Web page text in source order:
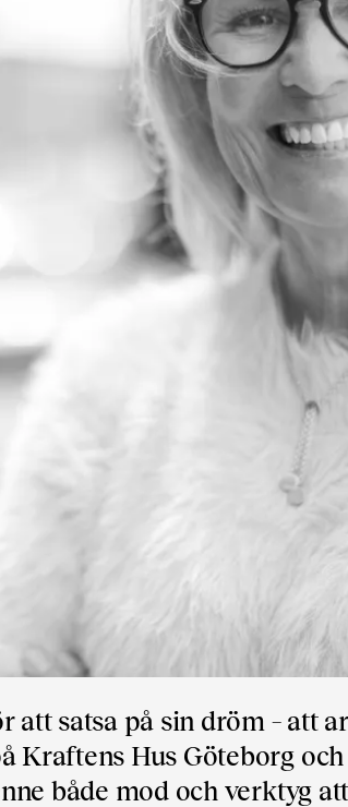
att satsa på sin dröm – att
Kraftens Hus Göteborg och
både mod och verktyg